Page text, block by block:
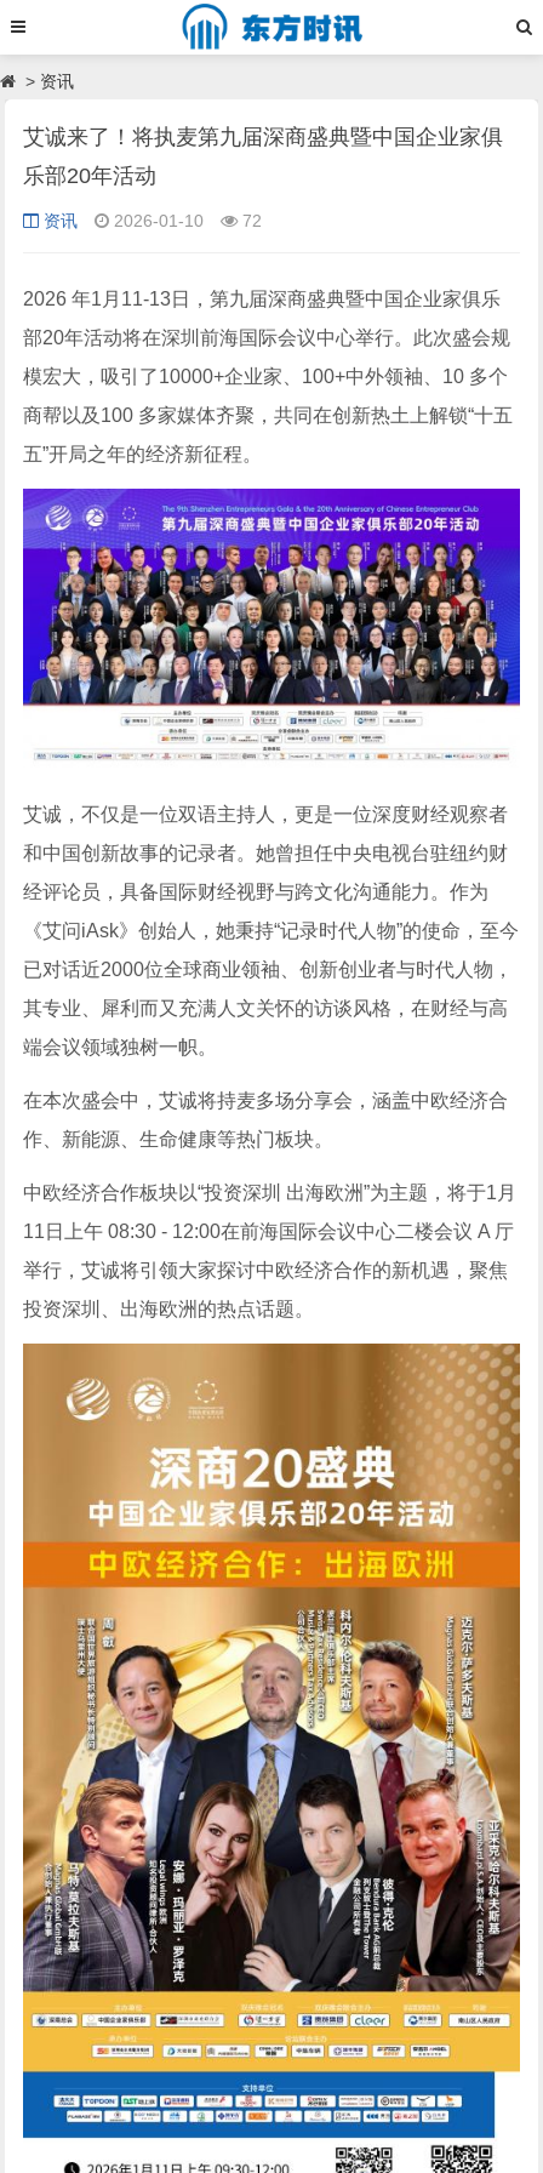
> 资讯
艾诚来了！将执麦第九届深商盛典暨中国企业家俱
乐部20年活动
资讯 2026-01-10 72
2026 年1月11-13日，第九届深商盛典暨中国企业家俱乐
部20年活动将在深圳前海国际会议中心举行。此次盛会规
模宏大，吸引了10000+企业家、100+中外领袖、10 多个
商帮以及100 多家媒体齐聚，共同在创新热土上解锁“十五
五”开局之年的经济新征程。
艾诚，不仅是一位双语主持人，更是一位深度财经观察者
和中国创新故事的记录者。她曾担任中央电视台驻纽约财
经评论员，具备国际财经视野与跨文化沟通能力。作为
《艾问iAsk》创始人，她秉持“记录时代人物”的使命，至今
已对话近2000位全球商业领袖、创新创业者与时代人物，
其专业、犀利而又充满人文关怀的访谈风格，在财经与高
端会议领域独树一帜。
在本次盛会中，艾诚将持麦多场分享会，涵盖中欧经济合
作、新能源、生命健康等热门板块。
中欧经济合作板块以“投资深圳 出海欧洲”为主题，将于1月
11日上午 08:30 - 12:00在前海国际会议中心二楼会议 A 厅
举行，艾诚将引领大家探讨中欧经济合作的新机遇，聚焦
投资深圳、出海欧洲的热点话题。